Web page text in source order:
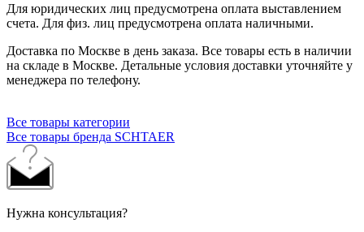
Для юридических лиц предусмотрена оплата выставлением
счета. Для физ. лиц предусмотрена оплата наличными.
Доставка по Москве в день заказа. Все товары есть в наличии
на складе в Москве. Детальные условия доставки уточняйте у
менеджера по телефону.
Все товары категории
Все товары бренда SCHTAER
Нужна консультация?